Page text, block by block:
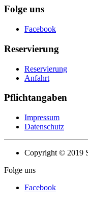
Folge uns
Facebook
Reservierung
Reservierung
Anfahrt
Pflichtangaben
Impressum
Datenschutz
Copyright © 2019
Folge uns
Facebook